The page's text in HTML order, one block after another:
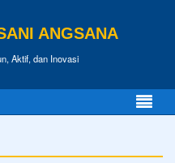
ANGSANA
Aktif, dan Inovasi